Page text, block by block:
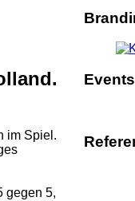
im Spiel.
gegen 5,